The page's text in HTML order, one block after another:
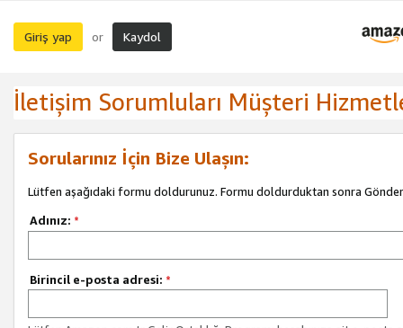
Giriş yap or Kaydol
İletişim Sorumluları Müşteri
Sorularınız İçin Bize Ulaşın:
Lütfen aşağıdaki formu doldurunuz. Formu doldurduktan sonra Gönder
Adınız: *
Birincil e-posta adresi: *